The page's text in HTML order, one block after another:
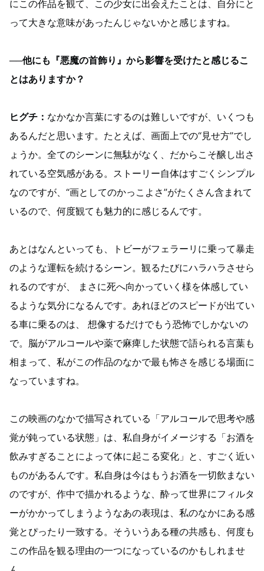
にこの作品を観て、この少女に出会えたことは、自分にと
って大きな意味があったんじゃないかと感じますね。
──他にも『悪魔の首飾り』から影響を受けたと感じるこ
とはありますか？
ヒグチ： なかなか言葉にするのは難しいですが、いくつも
あるんだと思います。たとえば、画面上での“見せ方”でし
ょうか。全てのシーンに無駄がなく、だからこそ醸し出さ
れている空気感がある。ストーリー自体はすごくシンプル
なのですが、“画としてのかっこよさ”がたくさん含まれて
いるので、何度観ても魅力的に感じるんです。
あとはなんといっても、トビーがフェラーリに乗って暴走
のような運転を続けるシーン。観るたびにハラハラさせら
れるのですが、 まさに死へ向かっていく様を体感してい
るような気分になるんです。あれほどのスピードが出てい
る車に乗るのは、 想像するだけでもう恐怖でしかないの
で。脳がアルコールや薬で麻痺した状態で語られる言葉も
相まって、私がこの作品のなかで最も怖さを感じる場面に
なっていますね。
この映画のなかで描写されている「アルコールで思考や感
覚が鈍っている状態」は、私自身がイメージする「お酒を
飲みすぎることによって体に起こる変化」と、すごく近い
ものがあるんです。私自身は今はもうお酒を一切飲まない
のですが、作中で描かれるような、酔って世界にフィルタ
ーがかかってしまうようなあの表現は、私のなかにある感
覚とぴったり一致する。そういうある種の共感も、何度も
この作品を観る理由の一つになっているのかもしれませ